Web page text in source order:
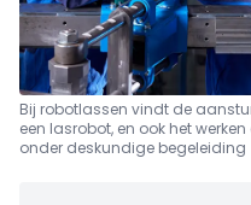
Bij robotlassen vindt de
een lasrobot, en ook het
onder deskundige begeleiding